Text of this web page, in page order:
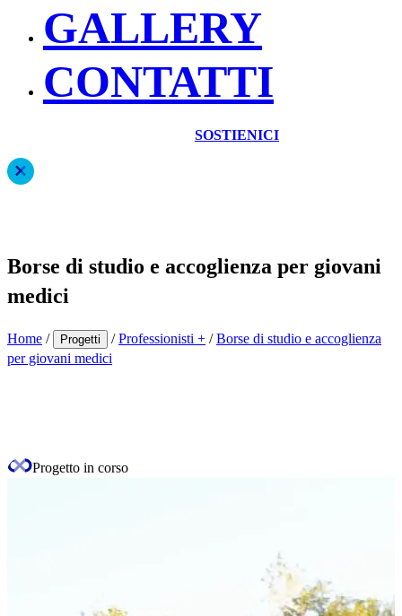
GALLERY
CONTATTI
SOSTIENICI
Borse di studio e accoglienza per giovani
medici
Home / Progetti /Professionisti + /Borse di studio e accoglienza
per giovani medici
Progetto in corso